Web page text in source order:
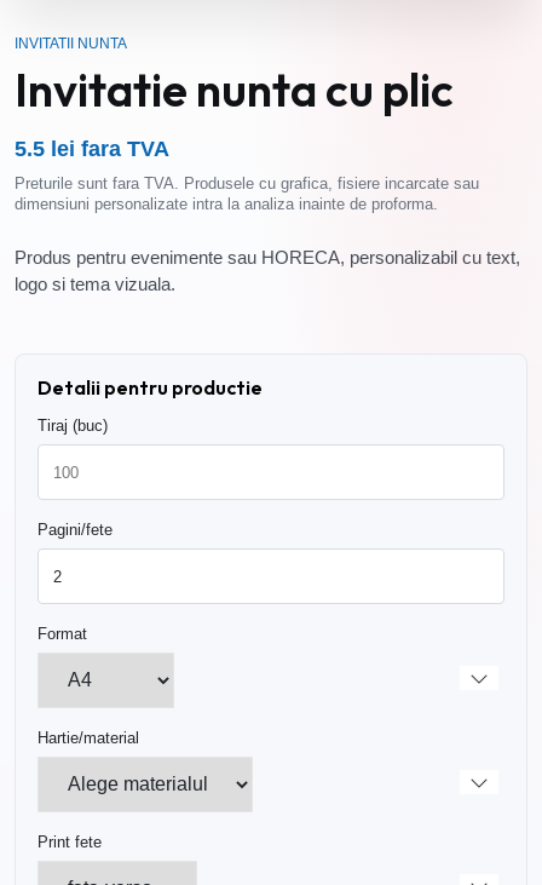
INVITATII NUNTA
Invitatie nunta cu plic
5.5 lei fara TVA
Preturile sunt fara TVA. Produsele cu grafica, fisiere incarcate sau
dimensiuni personalizate intra la analiza inainte de proforma.
Produs pentru evenimente sau HORECA, personalizabil cu text,
logo si tema vizuala.
Detalii pentru productie
Tiraj (buc)
Pagini/fete
Format
Hartie/material
Print fete